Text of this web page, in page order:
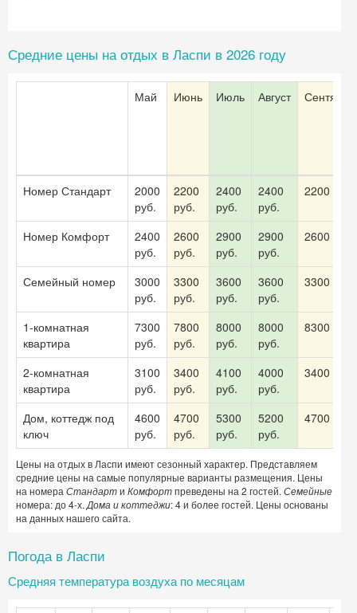
Средние цены на отдых в Ласпи в 2026 году
Май Июнь Июль Август Сентябрь
Номер Стандарт
2000
руб.
2200
руб.
2400
руб.
2400
руб.
2200 руб.
Номер Комфорт
2400
руб.
2600
руб.
2900
руб.
2900
руб.
2600 руб.
Семейный номер
3000
руб.
3300
руб.
3600
руб.
3600
руб.
3300 руб.
1-комнатная
квартира
7300
руб.
7800
руб.
8000
руб.
8000
руб.
8300 руб.
2-комнатная
квартира
3100
руб.
3400
руб.
4100
руб.
4000
руб.
3400 руб.
Дом, коттедж под
ключ
4600
руб.
4700
руб.
5300
руб.
5200
руб.
4700 руб.
Цены на отдых в Ласпи имеют сезонный характер. Представляем
средние цены на самые популярные варианты размещения. Цены
на номера Стандарти Комфортпреведены на 2 гостей. Семейные
номера: до 4-х. Дома и коттеджи: 4 и более гостей. Цены основаны
на данных нашего сайта.
Погода в Ласпи
Средняя температура воздуха по месяцам
Получить промокод